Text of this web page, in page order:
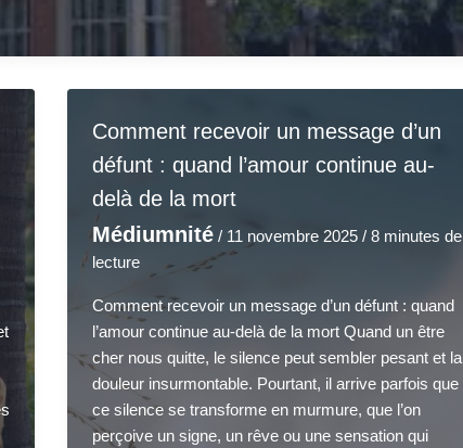
Comment recevoir un message d’un
défunt : quand l’amour continue au-
delà de la mort
Médiumnité/ 11 novembre 2025 / 8 minutes de
lecture
Comment recevoir un message d’un défunt : quand
l’amour continue au-delà de la mort Quand un être
cher nous quitte, le silence peut sembler pesant et la
douleur insurmontable. Pourtant, il arrive parfois que
ce silence se transforme en murmure, que l’on
perçoive un signe, un rêve ou une sensation qui